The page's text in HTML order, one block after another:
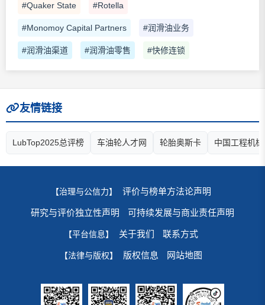
#Quaker State #Rotella
#Monomoy Capital Partners #润滑油业务
#润滑油渠道 #润滑油零售 #快修连锁
友情链接
LubTop2025总评榜 车油轮人才网 轮胎奥斯卡 中国工程机
【治理与公信力】 评价与榜单方法论声明
研究与评价独立性声明 可持续发展与商业责任声明
【平台信息】 关于我们 联系方式
【法律与版权】 版权信息 网站地图